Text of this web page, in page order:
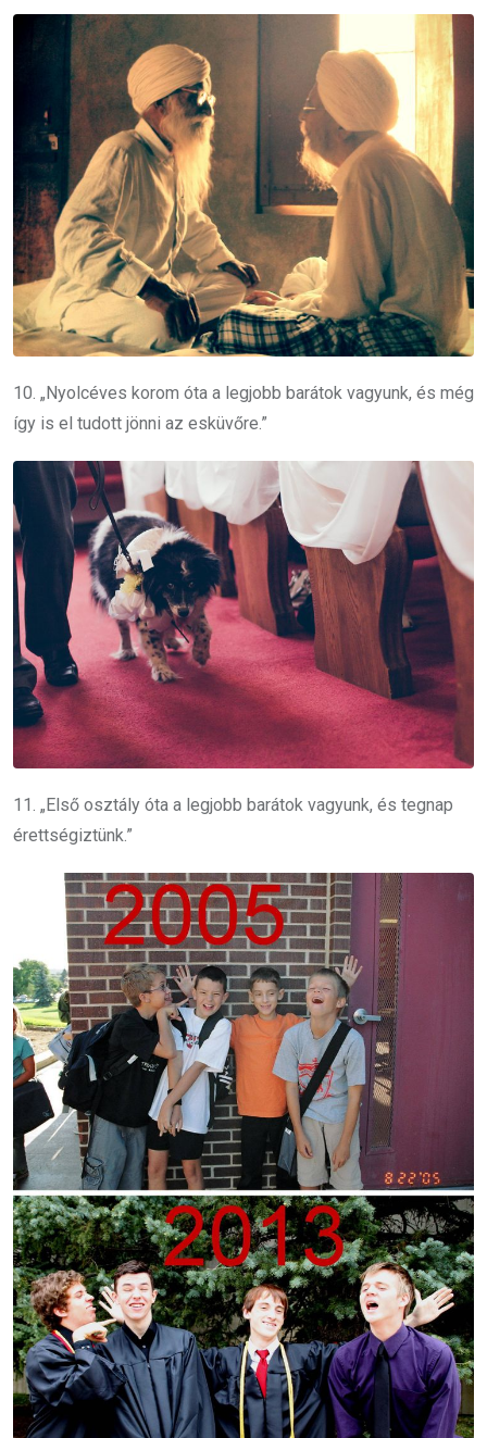
10. „Nyolcéves korom óta a legjobb barátok vagyunk, és még
így is el tudott jönni az esküvőre.”
11. „Első osztály óta a legjobb barátok vagyunk, és tegnap
érettségiztünk.”